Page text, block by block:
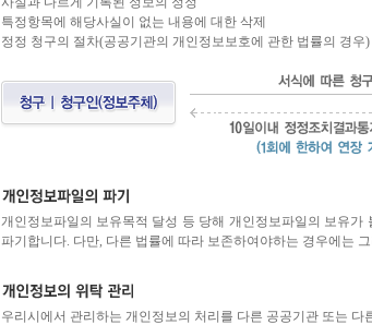
특정항목에 해당사실이 없는 내용에 대한 삭제
정정 청구의 절차(공공기관의 개인정보보호에 관한 법률의 경우)
개인정보파일의 보유목적 달성 등 당해 개인정보파일의 보유가
파기합니다. 다만, 다른 법률에 따라 보존하여야하는 경우에는
우리시에서 관리하는 개인정보의 처리를 다른 공공기관 또는